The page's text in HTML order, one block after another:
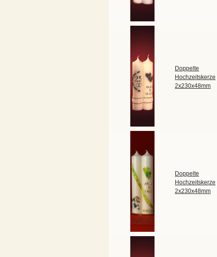
Doppelte
Hochzeitskerze
2x230x48mm
Doppelte
Hochzeitskerze
2x230x48mm